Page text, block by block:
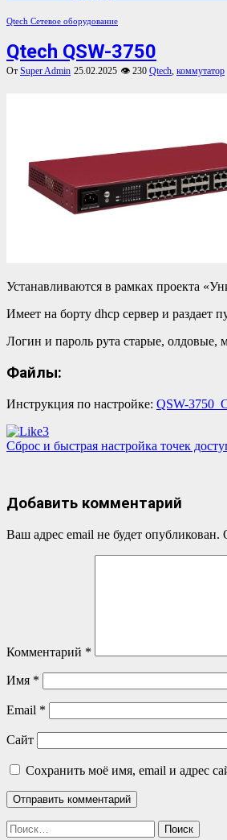
Qtech Сетевое оборудование
Qtech QSW-3750
От Super Admin 25.02.2025 👁 230 Qtech, коммутатор
Устанавливаются в рамках проекта
Имеет на борту dhcp сервер и раздает
Логин и пароль рута старые, олдовые,
Файлы:
Инструкция по настройке: QSW-
3
Навигация
записям
Сброс и быстрая настройка точек
Добавить комментарий
Ваш адрес email не будет опубликован.
Комментарий *
Имя *
Email *
Сайт
Сохранить моё имя, email и адрес
Найти: